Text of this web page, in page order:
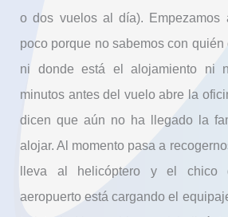
o dos vuelos al día). Empezamos
poco porque no sabemos con quién
ni donde está el alojamiento ni
minutos antes del vuelo abre la
dicen que aún no ha llegado la
alojar. Al momento pasa a
lleva al helicóptero y el chico
aeropuerto está cargando el